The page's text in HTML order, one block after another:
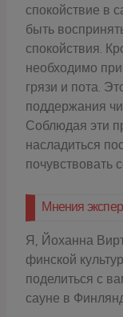
спокойствие в
быть
спокойствия.
необходимо
грязи и пота.
поддержания
Соблюдая эти
насладиться
почувствовать
Мнения
Я, Йоханна
финской
поделиться с
сауне в